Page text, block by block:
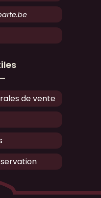
de vente